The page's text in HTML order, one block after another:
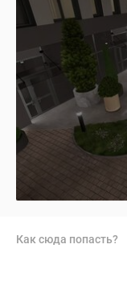
Как сюда попасть?